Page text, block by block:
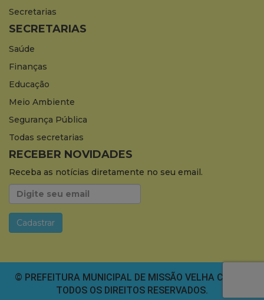
Secretarias
SECRETARIAS
Saúde
Finanças
Educação
Meio Ambiente
Segurança Pública
Todas secretarias
RECEBER NOVIDADES
Receba as notícias diretamente no seu email.
© PREFEITURA MUNICIPAL DE MISSÃO VELHA CEARÁ.
TODOS OS DIREITOS RESERVADOS.